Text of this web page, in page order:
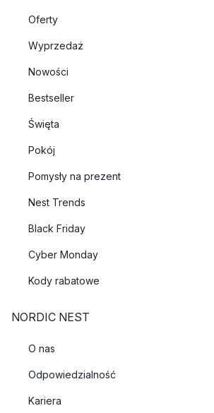
Oferty
Wyprzedaż
Nowości
Bestseller
Święta
Pokój
Pomysły na prezent
Nest Trends
Black Friday
Cyber Monday
Kody rabatowe
NORDIC NEST
O nas
Odpowiedzialność
Kariera